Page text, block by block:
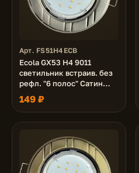
Арт. FS51H4ECB
Ecola GX53 H4 9011
светильник встраив. без
рефл. "6 полос" Сатин
хром 43x115 (к+)
149 ₽